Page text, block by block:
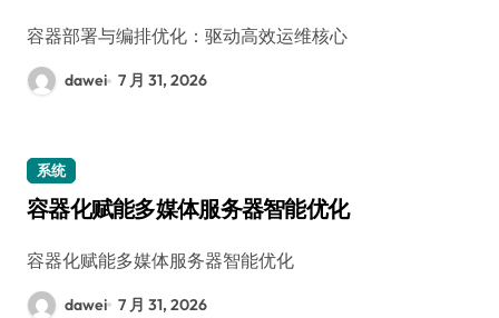
容器部署与编排优化：驱动高效运维核心
dawei 7 月 31, 2026
系统
容器化赋能多媒体服务器智能优化
容器化赋能多媒体服务器智能优化
dawei 7 月 31, 2026